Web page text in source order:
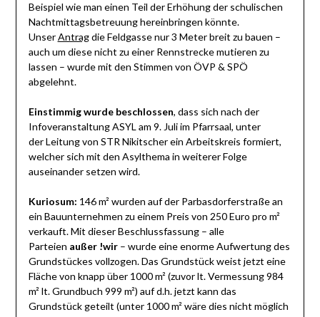
Beispiel wie man einen Teil der Erhöhung der schulischen
Nachtmittagsbetreuung hereinbringen könnte.
UnserAntragdie Feldgasse nur 3 Meter breit zu bauen –
auch um diese nicht zu einer Rennstrecke mutieren zu
lassen – wurde mit den Stimmen von ÖVP & SPÖ
abgelehnt.
Einstimmig wurde beschlossen, dass sich nach der
Infoveranstaltung ASYL am 9. Juli im Pfarrsaal, unter
der Leitung von STR Nikitscher ein Arbeitskreis formiert,
welcher sich mit den Asylthema in weiterer Folge
auseinander setzen wird.
Kuriosum: 146 m² wurden auf der Parbasdorferstraße an
ein Bauunternehmen zu einem Preis von 250 Euro pro m²
verkauft. Mit dieser Beschlussfassung – alle
Parteien außer !wir– wurde eine enorme Aufwertung des
Grundstückes vollzogen. Das Grundstück weist jetzt eine
Fläche von knapp über 1000 m² (zuvor lt. Vermessung 984
m² lt. Grundbuch 999 m²) auf d.h. jetzt kann das
Grundstück geteilt (unter 1000 m² wäre dies nicht möglich